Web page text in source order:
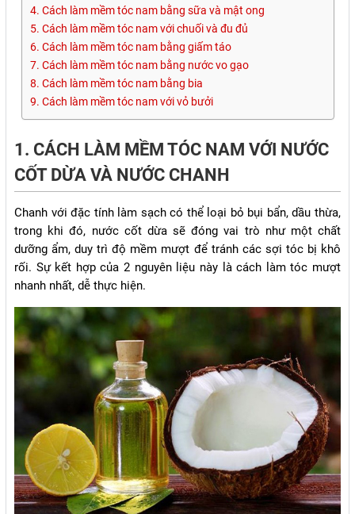
4. Cách làm mềm tóc nam bằng sữa và mật ong
5. Cách làm mềm tóc nam với chuối và đu đủ
6. Cách làm mềm tóc nam bằng giấm táo
7. Cách làm mềm tóc nam bằng nước vo gạo
8. Cách làm mềm tóc nam bằng bia
9. Cách làm mềm tóc nam với vỏ bưởi
1. CÁCH LÀM MỀM TÓC NAM VỚI NƯỚC
CỐT DỪA VÀ NƯỚC CHANH
Chanh với đặc tính làm sạch có thể loại bỏ bụi bẩn, dầu thừa,
trong khi đó, nước cốt dừa sẽ đóng vai trò như một chất
dưỡng ẩm, duy trì độ mềm mượt để tránh các sợi tóc bị khô
rối. Sự kết hợp của 2 nguyên liệu này là cách làm tóc mượt
nhanh nhất, dễ thực hiện.